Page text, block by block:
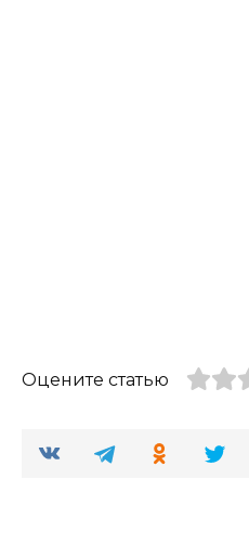
Оцените статью